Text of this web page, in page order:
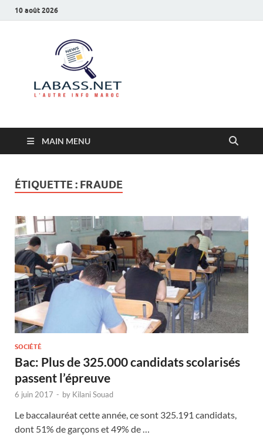
10 août 2026
MAIN MENU
ÉTIQUETTE : FRAUDE
SOCIÉTÉ
Bac: Plus de 325.000 candidats scolarisés
passent l’épreuve
6 juin 2017 - by Kilani Souad
Le baccalauréat cette année, ce sont 325.191 candidats,
dont 51% de garçons et 49% de …